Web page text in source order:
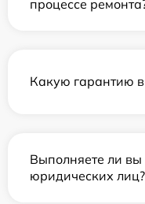
процессе
Какую гарантию
Выполняете ли вы
юридических лиц?